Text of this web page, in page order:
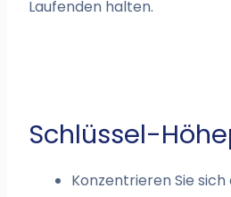
Laufenden halten.
Schlüssel-
Konzentrieren Sie